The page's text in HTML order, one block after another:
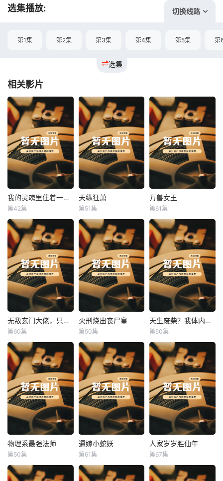
选集播放: 切换线路
选集
第1集 第2集 第3集 第4集 第5集 第
相关影片
我的灵魂里住着一条龙 我的灵魂里住着一条龙
第42集
天纵狂萧
天纵狂萧
第51集
万兽女王
万兽女王
第61集
无敌玄门大佬，只听姐姐的话 无敌玄门大佬，只听姐姐的话
第60集
火刑烧出丧尸皇
火刑烧出丧尸皇
第50集
天生废柴？我体内有神血 天生废柴？我体内有神血
第50集
物理系最强法师
物理系最强法师
第50集
逼嫁小蛇妖
逼嫁小蛇妖
第61集
人家岁岁胜仙年
人家岁岁胜仙年
第67集